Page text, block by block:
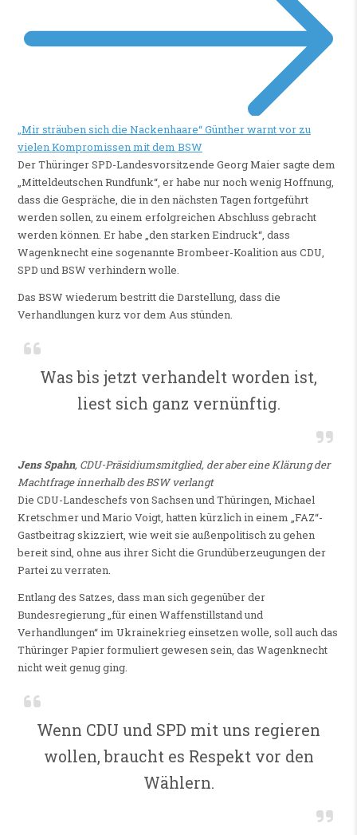
„Mir sträuben sich die Nackenhaare“Günther warnt vor zu
vielen Kompromissen mit dem BSW
Der Thüringer SPD-Landesvorsitzende Georg Maier sagte dem
„Mitteldeutschen Rundfunk“, er habe nur noch wenig Hoffnung,
dass die Gespräche, die in den nächsten Tagen fortgeführt
werden sollen, zu einem erfolgreichen Abschluss gebracht
werden können. Er habe „den starken Eindruck“, dass
Wagenknecht eine sogenannte Brombeer-Koalition aus CDU,
SPD und BSW verhindern wolle.
Das BSW wiederum bestritt die Darstellung, dass die
Verhandlungen kurz vor dem Aus stünden.
Was bis jetzt verhandelt worden ist,
liest sich ganz vernünftig.
Jens Spahn, CDU-Präsidiumsmitglied, der aber eine Klärung der
Machtfrage innerhalb des BSW verlangt
Die CDU-Landeschefs von Sachsen und Thüringen, Michael
Kretschmer und Mario Voigt, hatten kürzlich in einem „FAZ“-
Gastbeitrag skizziert, wie weit sie außenpolitisch zu gehen
bereit sind, ohne aus ihrer Sicht die Grundüberzeugungen der
Partei zu verraten.
Entlang des Satzes, dass man sich gegenüber der
Bundesregierung „für einen Waffenstillstand und
Verhandlungen“ im Ukrainekrieg einsetzen wolle, soll auch das
Thüringer Papier formuliert gewesen sein, das Wagenknecht
nicht weit genug ging.
Wenn CDU und SPD mit uns regieren
wollen, braucht es Respekt vor den
Wählern.